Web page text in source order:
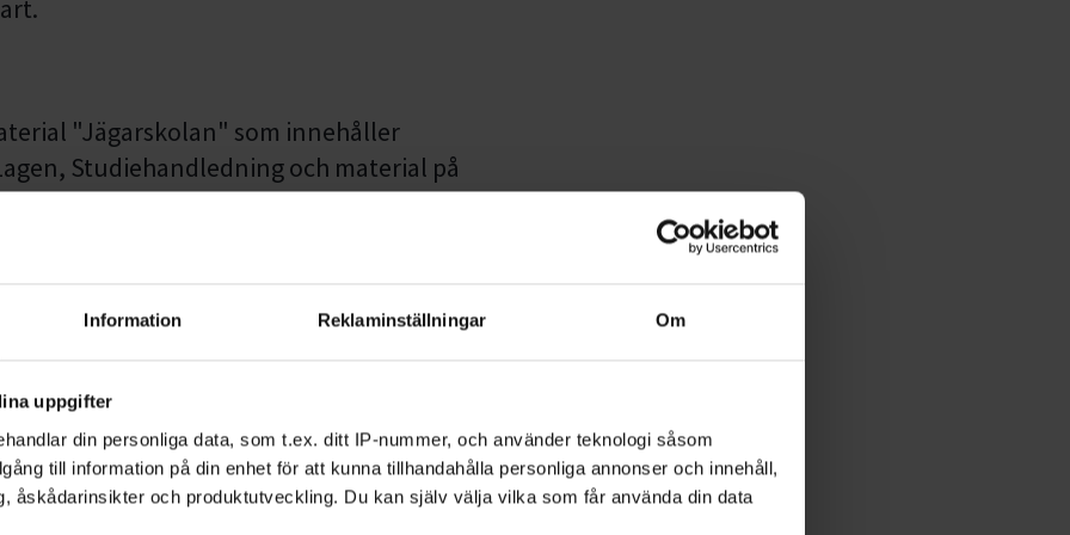
Information Reklaminställningar Om
uppgifter
din personliga data, som t.ex. ditt IP-nummer, och använder teknologi såsom
till information på din enhet för att kunna tillhandahålla personliga annonser och innehåll,
åskådarinsikter och produktutveckling. Du kan själv välja vilka som får använda din data
"Jägarskolan" som innehåller
Studiehandledning och material på
till webbaserade e-jakt som innehåller
Inloggningen gäller i ett år men
fint erbjudande - medlemskap i
första året. Du får då även
e-jakt med bland annat ytterligare ca
teoriprovet. Du registrerar ditt gratis
QR-kod som finns i din Jägarskolebox.